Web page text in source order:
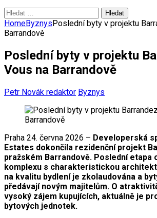
Vyhledávání
HomeByznysPoslední byty v projektu
Barrandově
Poslední byty v projektu
Vous na Barrandově
Petr Novák redaktor Byznys
Praha 24. června 2026 – Developerská
Estates dokončila rezidenční projekt
pražském Barrandově. Poslední etapa
komplexu s charakteristickou
na kvalitu bydlení je zkolaudována a
předávají novým majitelům. O
vysoký zájem kupujících, aktuálně je
bytových jednotek.